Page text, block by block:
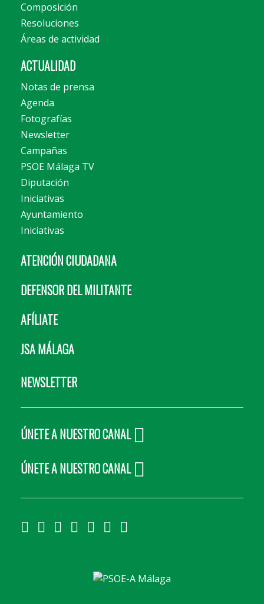
Composición
Resoluciones
Áreas de actividad
ACTUALIDAD
Notas de prensa
Agenda
Fotografías
Newsletter
Campañas
PSOE Málaga TV
Diputación
Iniciativas
Ayuntamiento
Iniciativas
ATENCIÓN CIUDADANA
DEFENSOR DEL MILITANTE
AFÍLIATE
JSA MÁLAGA
NEWSLETTER
ÚNETE A NUESTRO CANAL
ÚNETE A NUESTRO CANAL